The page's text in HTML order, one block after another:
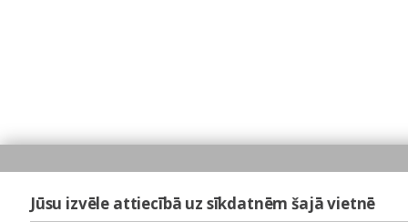
Jūsu izvēle attiecībā uz sīkdatnēm šajā vietnē